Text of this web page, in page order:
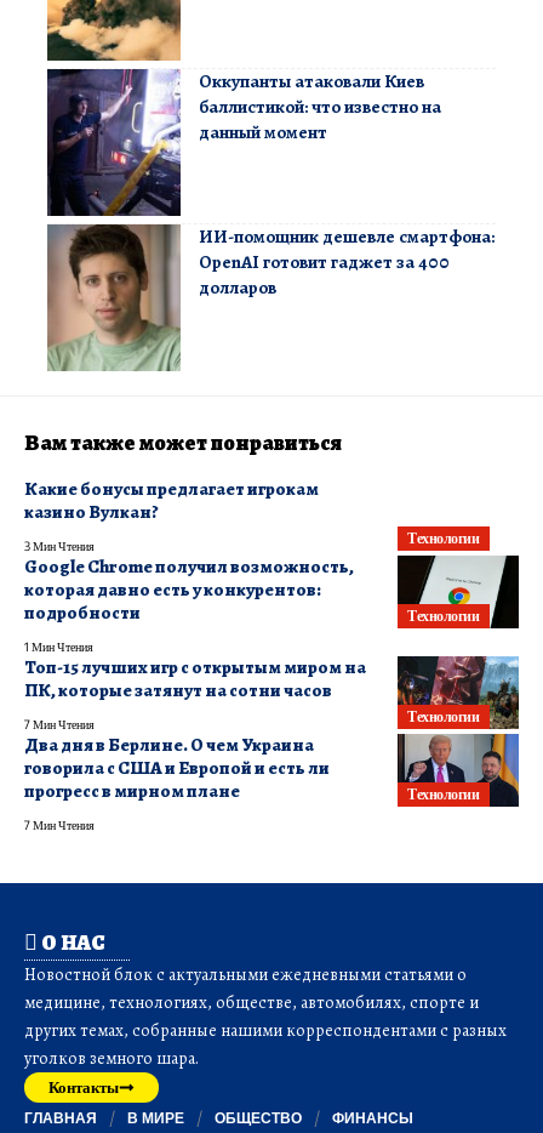
Оккупанты атаковали Киев
баллистикой: что известно на
данный момент
ИИ-помощник дешевле смартфона:
OpenAI готовит гаджет за 400
долларов
Вам также может понравиться
Технологии
Какие бонусы предлагает игрокам
казино Вулкан?
3 Мин Чтения
Технологии
Google Chrome получил возможность,
которая давно есть у конкурентов:
подробности
1 Мин Чтения
Технологии
Топ-15 лучших игр с открытым миром на
ПК, которые затянут на сотни часов
7 Мин Чтения
Технологии
Два дня в Берлине. О чем Украина
говорила с США и Европой и есть ли
прогресс в мирном плане
7 Мин Чтения
О НАС
Новостной блок с актуальными ежедневными статьями о
медицине, технологиях, обществе, автомобилях, спорте и
других темах, собранные нашими корреспондентами с разных
уголков земного шара.
Контакты
ГЛАВНАЯ В МИРЕ ОБЩЕСТВО ФИНАНСЫ